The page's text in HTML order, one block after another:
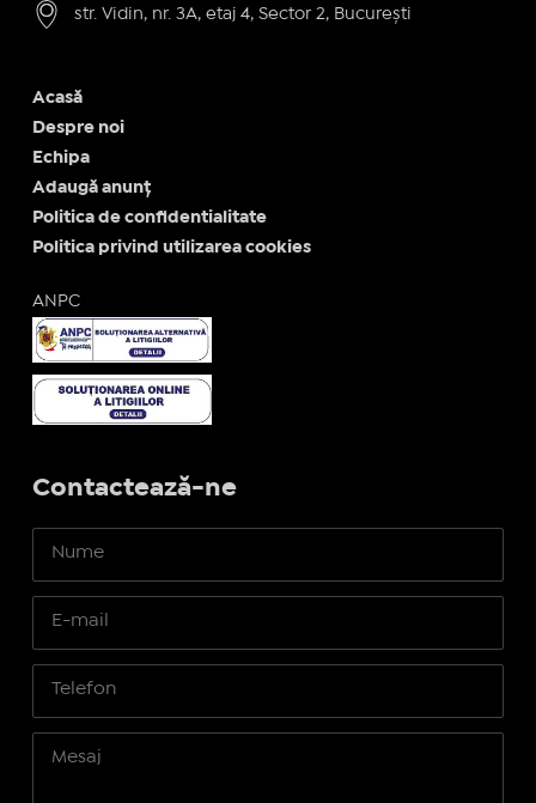
str. Vidin, nr. 3A, etaj 4, Sector 2, București
Acasă
Despre noi
Echipa
Adaugă anunț
Politica de confidentialitate
Politica privind utilizarea cookies
ANPC
Contactează-ne